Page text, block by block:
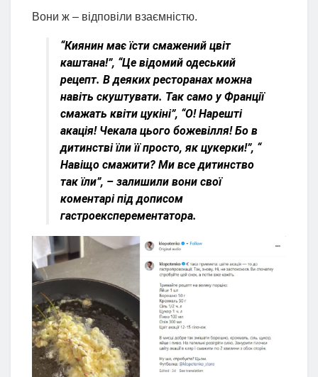
Вони ж – відповіли взаємністю.
“Киянин має їсти смажений цвіт
каштана!”, “Це відомий одеський
рецепт. В деяких ресторанах можна
навіть скуштувати. Так само у Франції
смажать квіти цукіні”, “О! Нарешті
акація! Чекала цього божевілля! Бо в
дитинстві їли її просто, як цукерки!”, “
Навіщо смажити? Ми все дитинство
так їли”, – залишили вони свої
коментарі під дописом
гастроексперементатора.